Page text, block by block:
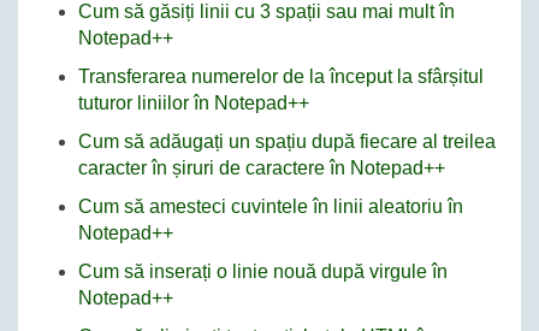
Cum să găsiți linii cu 3 spații sau mai mult în
Notepad++
Transferarea numerelor de la început la sfârșitul
tuturor liniilor în Notepad++
Cum să adăugați un spațiu după fiecare al treilea
caracter în șiruri de caractere în Notepad++
Cum să amesteci cuvintele în linii aleatoriu în
Notepad++
Cum să inserați o linie nouă după virgule în
Notepad++